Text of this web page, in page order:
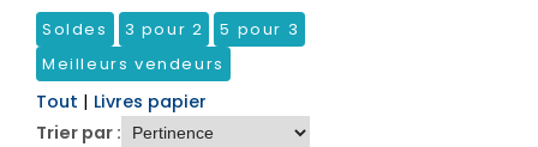
Soldes 3 pour 2
5 pour 3
Meilleurs vendeurs
Tout | Livres papier
Trier par :